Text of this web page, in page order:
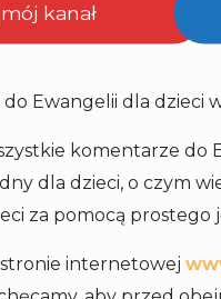
kanał
Ewangelii dla dzieci
komentarze do
dla dzieci, o czym
za pomocą
internetowej